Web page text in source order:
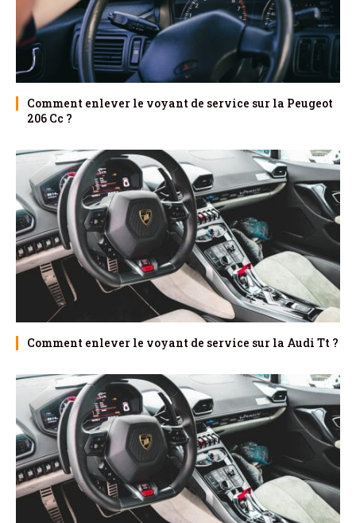
Comment enlever le voyant de service sur la Peugeot
206 Cc ?
Comment enlever le voyant de service sur la Audi Tt ?